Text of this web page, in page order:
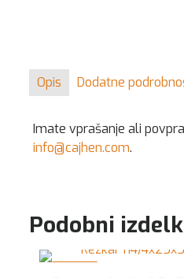
Opis Dodatne
Imate vprašanje ali
info@cajhen.com.
Podobni